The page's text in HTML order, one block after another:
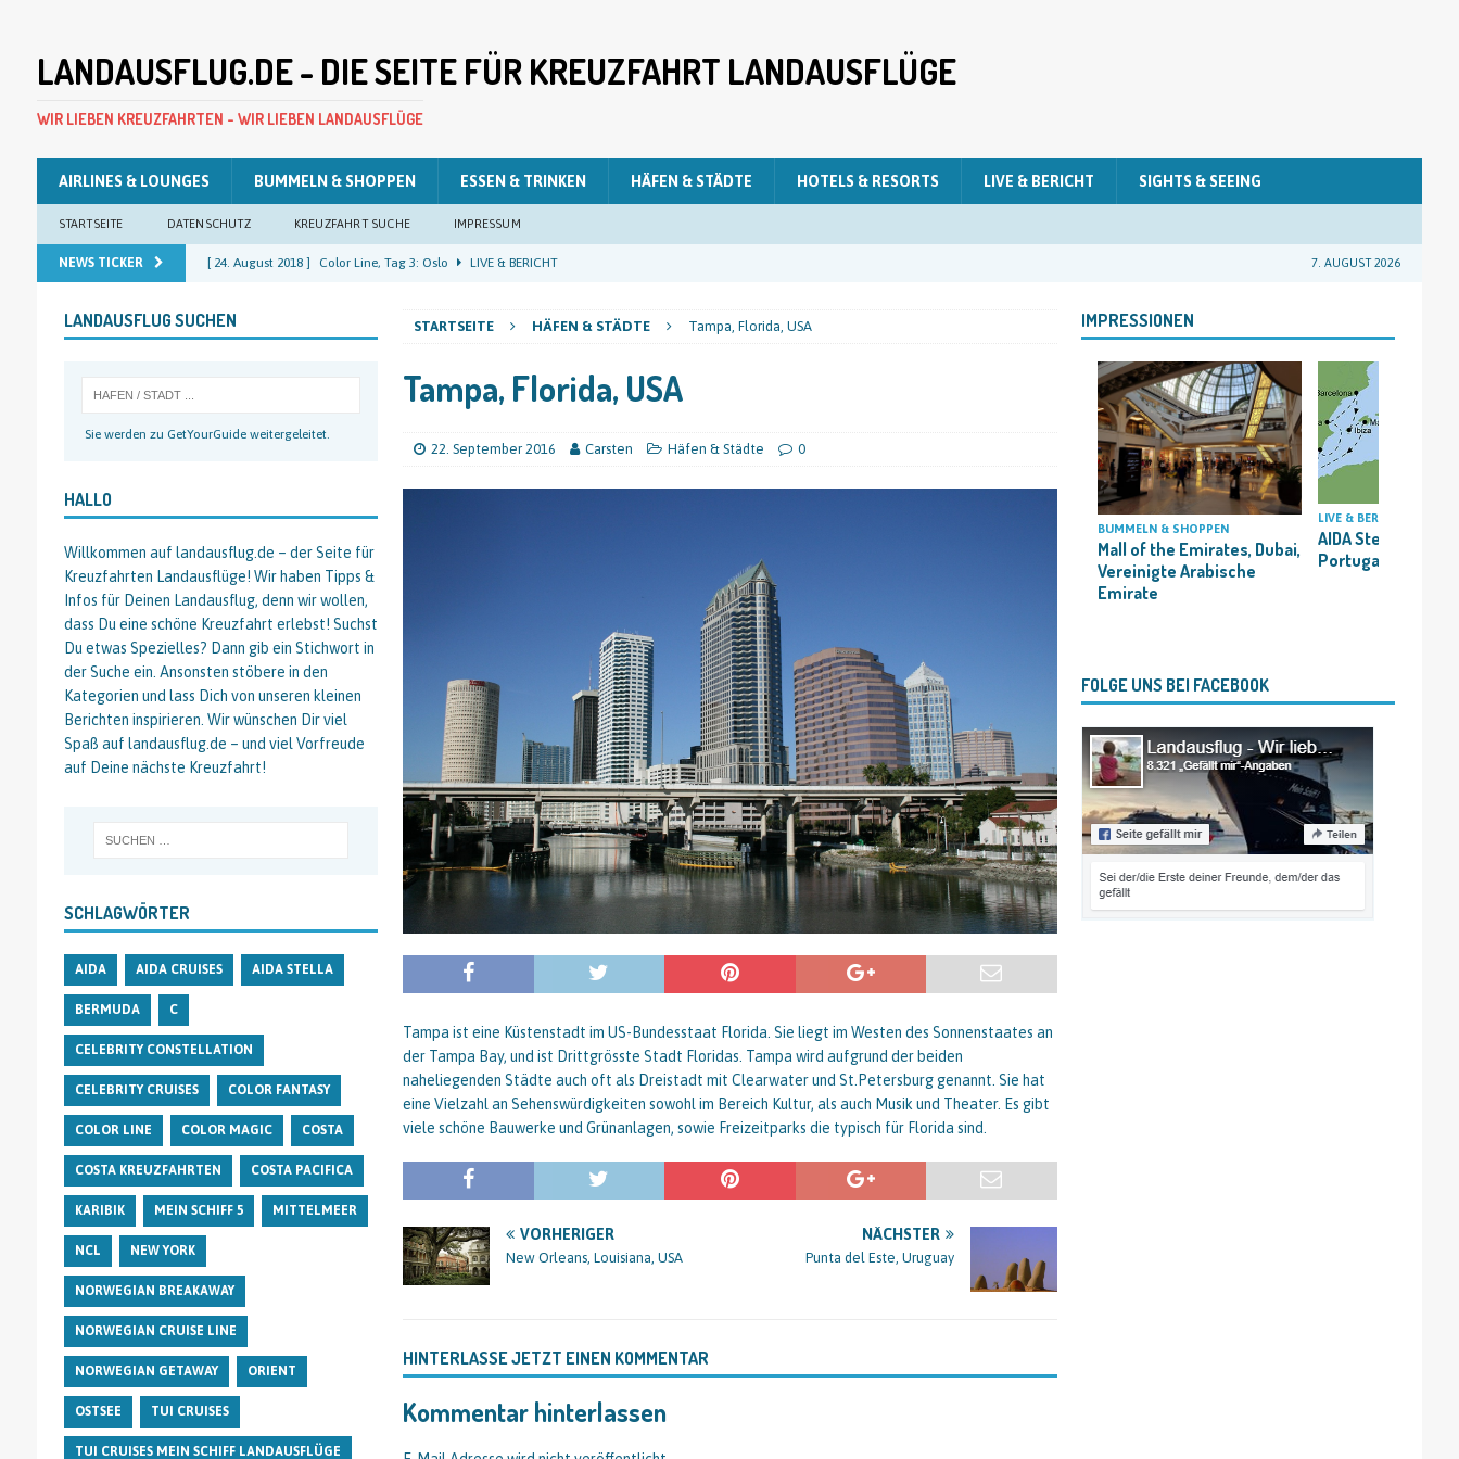
LANDAUSFLUG.DE - DIE SEITE FÜR KREUZFAHRT LANDAUSFLÜGE
WIR LIEBEN KREUZFAHRTEN - WIR LIEBEN LANDAUSFLÜGE
AIRLINES & LOUNGES BUMMELN & SHOPPEN ESSEN & TRINKEN HÄFEN & STÄDTE HOTELS & RESORTS LIVE & BERICHT SIGHTS & SEEING
STARTSEITE DATENSCHUTZ KREUZFAHRT SUCHE IMPRESSUM
NEWS TICKER [ 24. August 2018 ] Color Line, Tag 3: Oslo LIVE & BERICHT
[ 22. August 2018 ] Color Line, Tag 1: Kiel
Costa Pacifica, Tag 12: Kiel LIVE & BERICHT
LIVE & BERICHT
7. AUGUST 2026
STARTSEITE HÄFEN & STÄDTE Tampa, Florida, USA
Tampa, Florida, USA
22. September 2016 Carsten Häfen & Städte 0
Tampa ist eine Küstenstadt im US-Bundesstaat Florida. Sie liegt im Westen des Sonnenstaates an
der Tampa Bay, und ist Drittgrösste Stadt Floridas. Tampa wird aufgrund der beiden
naheliegenden Städte auch oft als Dreistadt mit Clearwater und St.Petersburg genannt. Sie hat
eine Vielzahl an Sehenswürdigkeiten sowohl im Bereich Kultur, als auch Musik und Theater. Es gibt
viele schöne Bauwerke und Grünanlagen, sowie Freizeitparks die typisch für Florida sind.
VORHERIGER
New Orleans, Louisiana, USA
NÄCHSTER
Punta del Este, Uruguay
HINTERLASSE JETZT EINEN KOMMENTAR
Kommentar hinterlassen
LANDAUSFLUG SUCHEN
Sie werden zu GetYourGuide weitergeleitet.
HALLO
Willkommen auf landausflug.de – der Seite für
Kreuzfahrten Landausflüge! Wir haben Tipps &
Infos für Deinen Landausflug, denn wir wollen,
dass Du eine schöne Kreuzfahrt erlebst! Suchst
Du etwas Spezielles? Dann gib ein Stichwort in
der Suche ein. Ansonsten stöbere in den
Kategorien und lass Dich von unseren kleinen
Berichten inspirieren. Wir wünschen Dir viel
Spaß auf landausflug.de – und viel Vorfreude
auf Deine nächste Kreuzfahrt!
SCHLAGWÖRTER
AIDA AIDA CRUISES AIDA STELLA
BERMUDA C
CELEBRITY CONSTELLATION
CELEBRITY CRUISES COLOR FANTASY
COLOR LINE COLOR MAGIC COSTA
COSTA KREUZFAHRTEN COSTA PACIFICA
KARIBIK MEIN SCHIFF 5 MITTELMEER
NCL NEW YORK
NORWEGIAN BREAKAWAY
NORWEGIAN CRUISE LINE
NORWEGIAN GETAWAY ORIENT
OSTSEE TUI CRUISES
TUI CRUISES MEIN SCHIFF LANDAUSFLÜGE
IMPRESSIONEN
BUMMELN & SHOPPEN
Mall of the Emirates, Dubai,
Vereinigte Arabische
Emirate
LIVE & BERICHT
AIDA Stella,
Portugal
FOLGE UNS BEI FACEBOOK